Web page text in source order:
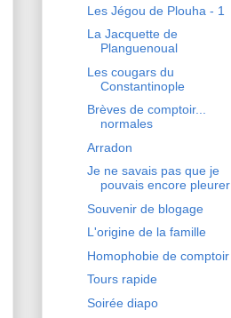
Les Jégou de Plouha - 1
La Jacquette de
Planguenoual
Les cougars du
Constantinople
Brèves de comptoir...
normales
Arradon
Je ne savais pas que je
pouvais encore pleurer
Souvenir de blogage
L'origine de la famille
Homophobie de comptoir
Tours rapide
Soirée diapo